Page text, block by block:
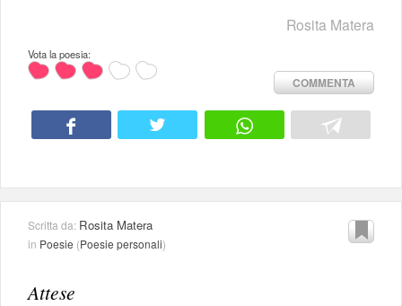
Rosita Matera
Vota la poesia:
COMMENTA
Scritta da: Rosita Matera
in Poesie (Poesie personali)
Attese